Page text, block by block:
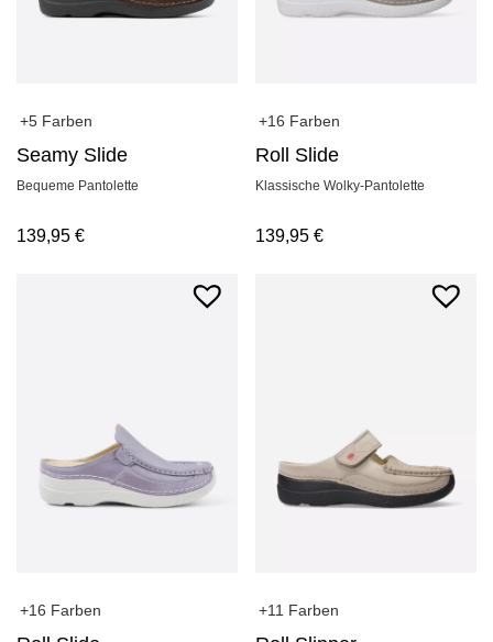
+5 Farben
Seamy Slide
Bequeme Pantolette
139,95 €
+16 Farben
Roll Slide
Klassische Wolky-Pantolette
139,95€
+16 Farben +11 Farben